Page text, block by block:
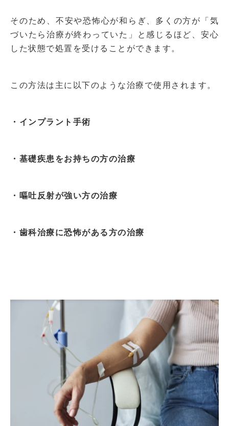
そのため、不安や恐怖心が和らぎ、多くの方が「気
づいたら治療が終わっていた」と感じるほど、安心
した状態で処置を受けることができます。
この方法は主に以下のような治療で使用されます。
・インプラント手術
・基礎疾患をお持ちの方の治療
・嘔吐反射が強い方の治療
・歯科治療に恐怖がある方の治療